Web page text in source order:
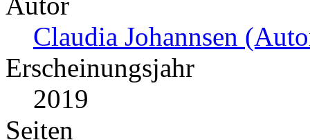
Claudia Johannsen
Erscheinungsjahr
2019
Seiten